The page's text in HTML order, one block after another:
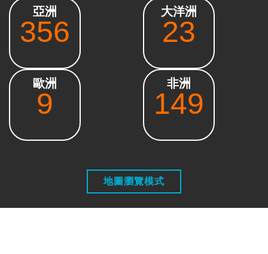
會員登入
亞洲
356
大洋洲
23
歐洲
9
非洲
149
地圖瀏覽模式